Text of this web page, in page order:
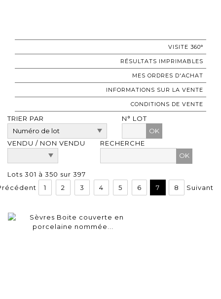
VISITE 360°
RÉSULTATS IMPRIMABLES
MES ORDRES D'ACHAT
INFORMATIONS SUR LA VENTE
CONDITIONS DE VENTE
TRIER PAR
N° LOT
OK
VENDU / NON VENDU
RECHERCHE
Lots 301 à 350 sur 397
1 2 3 4 5 6 7 8 Suivant